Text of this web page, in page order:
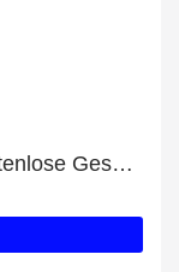
Tagesangebot: 37% Rabatt + kostenlose Geschenke und Hifly - Dark Green & Grey Rabatt